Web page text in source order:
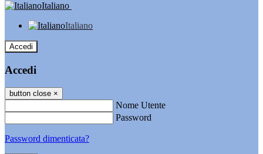
Italiano
Italiano
Accedi
Accedi
button close ×
Nome Utente
Password
Password dimenticata?